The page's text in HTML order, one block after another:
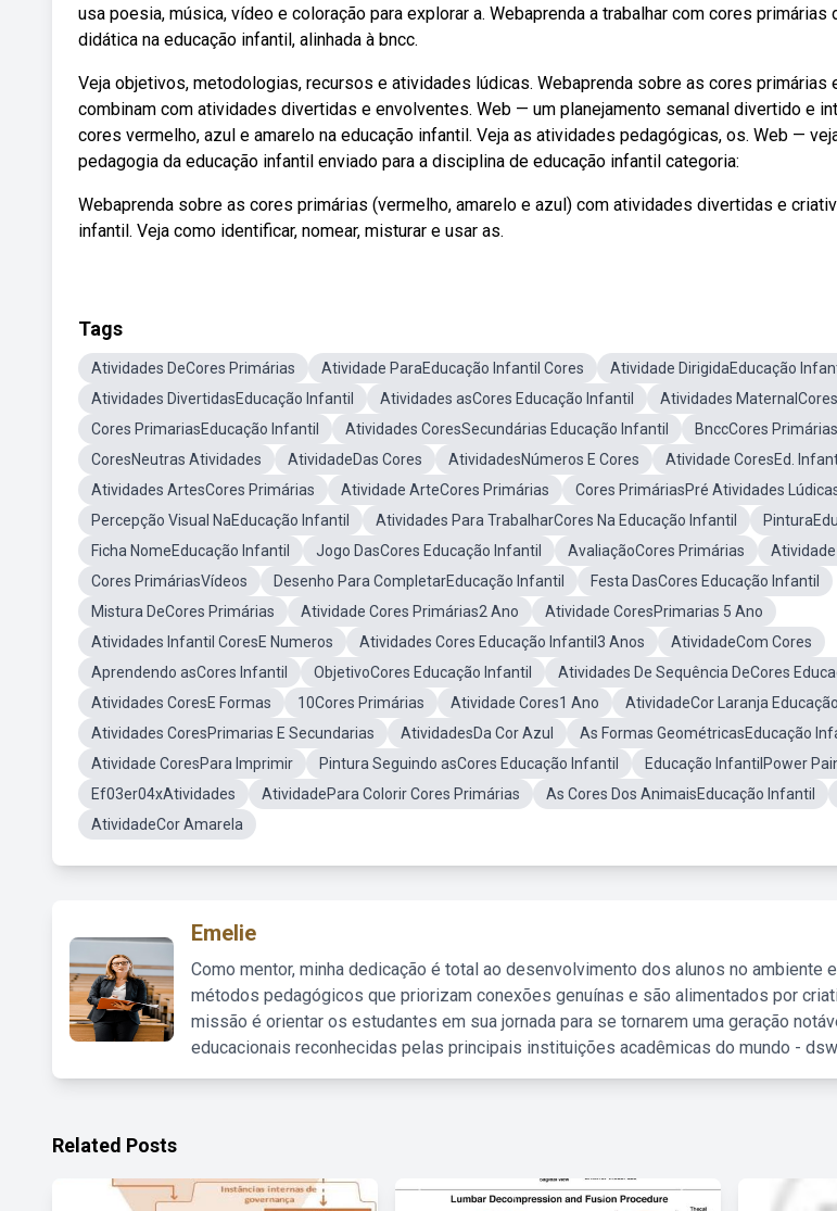
usa poesia, música, vídeo e coloração para explorar a. Webaprenda a trabalhar com cores primárias
didática na educação infantil, alinhada à bncc.
Veja objetivos, metodologias, recursos e atividades lúdicas. Webaprenda sobre as cores primárias
combinam com atividades divertidas e envolventes. Web — um planejamento semanal divertido e
cores vermelho, azul e amarelo na educação infantil. Veja as atividades pedagógicas, os. Web —
pedagogia da educação infantil enviado para a disciplina de educação infantil categoria:
Webaprenda sobre as cores primárias (vermelho, amarelo e azul) com atividades divertidas e
infantil. Veja como identificar, nomear, misturar e usar as.
Tags
Atividades DeCores Primárias Atividade ParaEducação Infantil Cores
Atividade DirigidaEducação
Atividades DivertidasEducação Infantil
Atividades asCores Educação Infantil
Atividades
Cores PrimariasEducação Infantil
Atividades CoresSecundárias Educação Infantil
BnccCores Primárias
CoresNeutras Atividades
AtividadeDas Cores AtividadesNúmeros E Cores
Atividade CoresEd.
Atividades ArtesCores Primárias
Atividade ArteCores Primárias
Cores PrimáriasPré Atividades
Percepção Visual NaEducação Infantil
Atividades Para TrabalharCores Na Educação Infantil
Ficha NomeEducação Infantil
Jogo DasCores Educação Infantil AvaliaçãoCores Primárias
Cores PrimáriasVídeos
Desenho Para CompletarEducação Infantil
Festa DasCores Educação Infantil
Mistura DeCores Primárias
Atividade Cores Primárias2 Ano
Atividade CoresPrimarias 5 Ano
Atividades Infantil CoresE Numeros
Atividades Cores Educação Infantil3 Anos
AtividadeCom Cores
Aprendendo asCores Infantil
ObjetivoCores Educação Infantil
Atividades De Sequência DeCores
Atividades CoresE Formas
10Cores Primárias Atividade Cores1 Ano
AtividadeCor Laranja
Atividades CoresPrimarias E Secundarias
AtividadesDa Cor Azul
As Formas GeométricasEducação
Atividade CoresPara Imprimir
Pintura Seguindo asCores Educação Infantil
Educação InfantilPower
Ef03er04xAtividades
AtividadePara Colorir Cores Primárias As Cores Dos AnimaisEducação Infantil
AtividadeCor Amarela
Emelie
Como mentor, minha dedicação é total ao desenvolvimento dos alunos no ambiente
métodos pedagógicos que priorizam conexões genuínas e são alimentados por
missão é orientar os estudantes em sua jornada para se tornarem uma geração
educacionais reconhecidas pelas principais instituições acadêmicas do mundo -
Related Posts